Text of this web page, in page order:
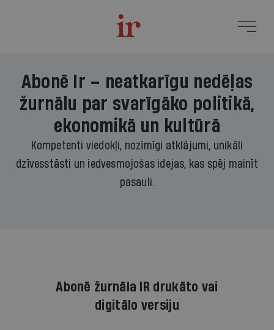
Abonē Ir – neatkarīgu nedēļas
žurnālu par svarīgāko politikā,
ekonomikā un kultūrā
Kompetenti viedokļi, nozīmīgi atklājumi, unikāli
dzīvesstāsti un iedvesmojošas idejas, kas spēj mainīt
pasauli.
Abonē žurnāla IR drukāto vai
digitālo versiju